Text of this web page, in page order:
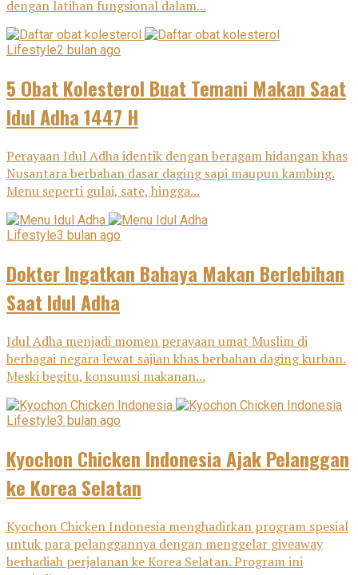
dengan latihan fungsional dalam...
Lifestyle2 bulan ago
5 Obat Kolesterol Buat Temani Makan Saat
Idul Adha 1447 H
Perayaan Idul Adha identik dengan beragam hidangan khas
Nusantara berbahan dasar daging sapi maupun kambing.
Menu seperti gulai, sate, hingga...
Lifestyle3 bulan ago
Dokter Ingatkan Bahaya Makan Berlebihan
Saat Idul Adha
Idul Adha menjadi momen perayaan umat Muslim di
berbagai negara lewat sajian khas berbahan daging kurban.
Meski begitu, konsumsi makanan...
Lifestyle3 bulan ago
Kyochon Chicken Indonesia Ajak Pelanggan
ke Korea Selatan
Kyochon Chicken Indonesia menghadirkan program spesial
untuk para pelanggannya dengan menggelar giveaway
berhadiah perjalanan ke Korea Selatan. Program ini